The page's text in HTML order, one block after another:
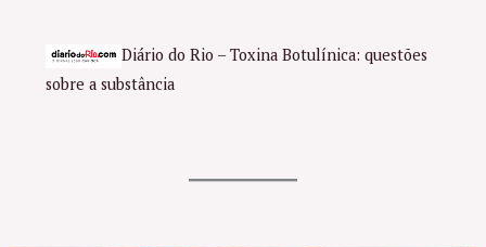
Diário do Rio – Toxina Botulínica: questões
sobre a substância